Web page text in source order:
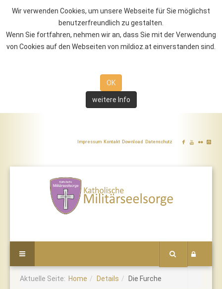
Wir verwenden Cookies, um unsere Webseite für Sie möglichst
benutzerfreundlich zu gestalten.
Wenn Sie fortfahren, nehmen wir an, dass Sie mit der Verwendung
von Cookies auf den Webseiten von mildioz.at einverstanden sind.
OK
weitere Info
Impressum Kontakt Download Datenschutz
Aktuelle Seite: Home Details Die Furche